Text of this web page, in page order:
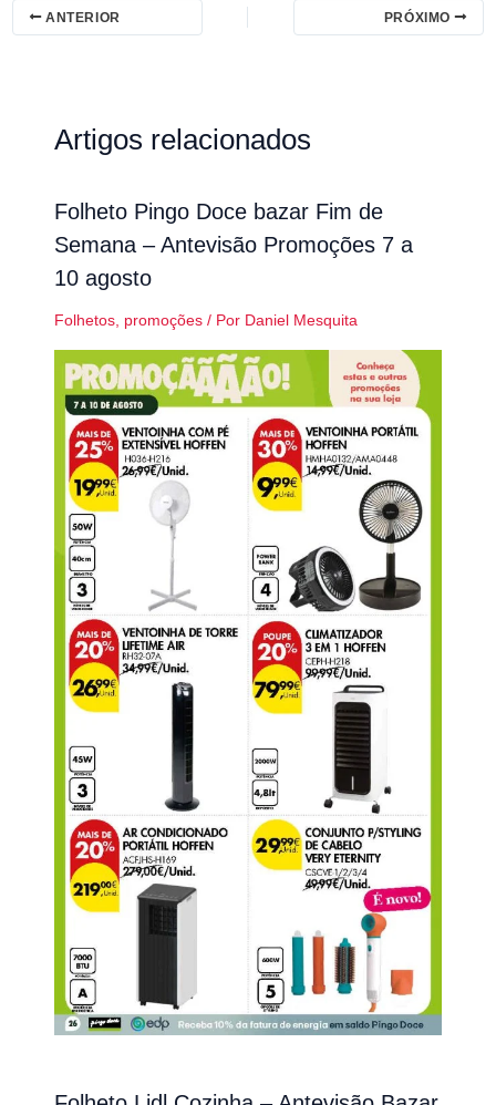
ANTERIOR PRÓXIMO
Artigos relacionados
Folheto Pingo Doce bazar Fim de
Semana – Antevisão Promoções 7 a
10 agosto
Folhetos, promoções/ Por Daniel Mesquita